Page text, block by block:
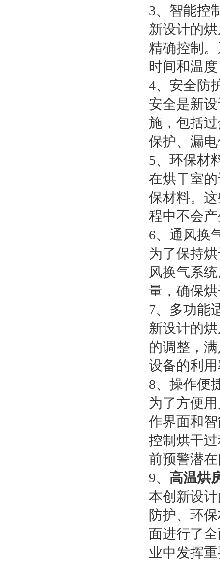
3、智能控
新设计的
精确控制
时间和温
4、安全防
安全是新
施，包括
保护、漏
5、环保材
在烘干室
保材料。
程中不会
6、通风换
为了保持
风换气系
量，确保
7、多功能
新设计的
的调整，
设备的利
8、操作便
为了方便
作界面和
控制烘干
前预警潜
9、 高温烘
本创新设
防护、环
面进行了
业中发挥